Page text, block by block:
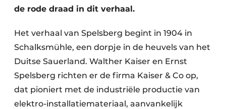
de rode draad in dit verhaal.
Het verhaal van Spelsberg begint in 1904 in
Schalksmühle, een dorpje in de heuvels van het
Duitse Sauerland. Walther Kaiser en Ernst
Spelsberg richten er de firma Kaiser & Co op,
dat pioniert met de industriële productie van
elektro-installatiemateriaal, aanvankelijk